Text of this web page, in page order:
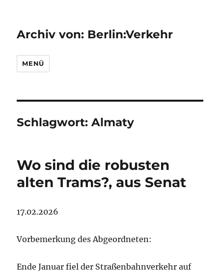
Archiv von: Berlin:Verkehr
MENÜ
Schlagwort:Almaty
Wo sind die robusten
alten Trams?, aus Senat
17.02.2026
Vorbemerkung des Abgeordneten:
Ende Januar fiel der Straßenbahnverkehr auf